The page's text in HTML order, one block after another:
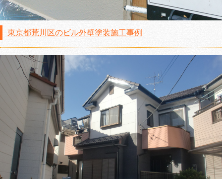
東京都荒川区のビル外壁塗装施工事例